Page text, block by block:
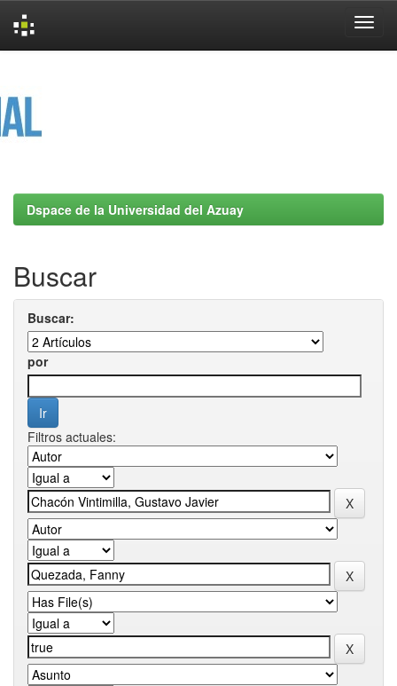
Dspace de la Universidad del Azuay
Buscar
Buscar:
por
Filtros actuales: